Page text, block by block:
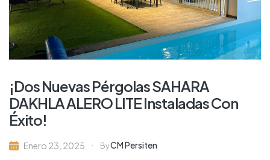
¡Dos Nuevas Pérgolas SAHARA
DAKHLA ALERO LITE Instaladas Con
Éxito!
Enero 23, 2025 ByCM Persiten